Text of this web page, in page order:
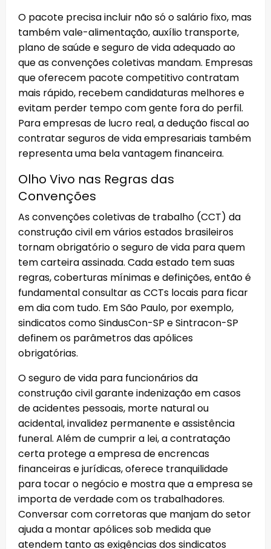
O pacote precisa incluir não só o salário fixo, mas
também vale-alimentação, auxílio transporte,
plano de saúde e seguro de vida adequado ao
que as convenções coletivas mandam. Empresas
que oferecem pacote competitivo contratam
mais rápido, recebem candidaturas melhores e
evitam perder tempo com gente fora do perfil.
Para empresas de lucro real, a dedução fiscal ao
contratar seguros de vida empresariais também
representa uma bela vantagem financeira.
Olho Vivo nas Regras das
Convenções
As convenções coletivas de trabalho (CCT) da
construção civil em vários estados brasileiros
tornam obrigatório o seguro de vida para quem
tem carteira assinada. Cada estado tem suas
regras, coberturas mínimas e definições, então é
fundamental consultar as CCTs locais para ficar
em dia com tudo. Em São Paulo, por exemplo,
sindicatos como SindusCon-SP e Sintracon-SP
definem os parâmetros das apólices
obrigatórias.
O seguro de vida para funcionários da
construção civil garante indenização em casos
de acidentes pessoais, morte natural ou
acidental, invalidez permanente e assistência
funeral. Além de cumprir a lei, a contratação
certa protege a empresa de encrencas
financeiras e jurídicas, oferece tranquilidade
para tocar o negócio e mostra que a empresa se
importa de verdade com os trabalhadores.
Conversar com corretoras que manjam do setor
ajuda a montar apólices sob medida que
atendem tanto as exigências dos sindicatos